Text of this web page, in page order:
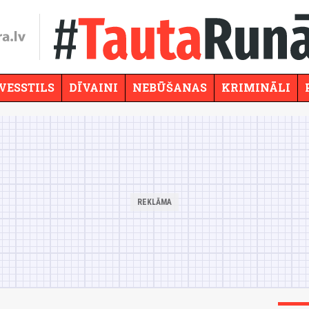
DĪVAINI NEBŪŠANAS KRIMINĀLI